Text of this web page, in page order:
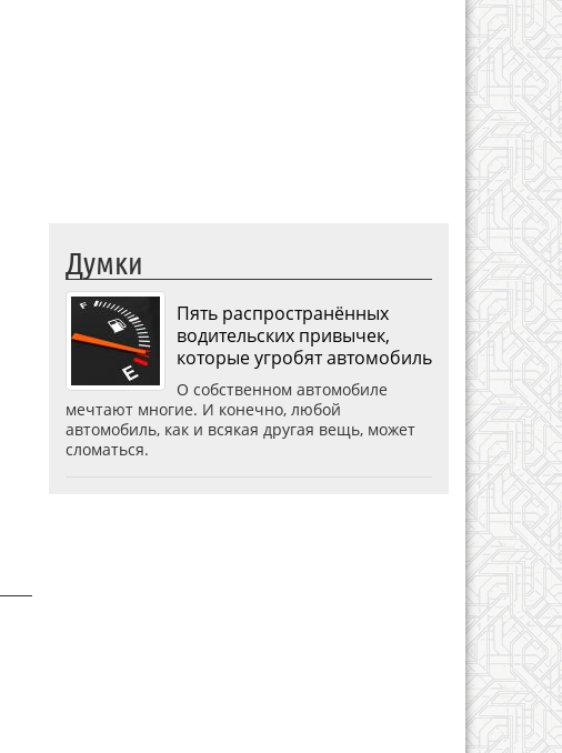
Думки
Пять распространённых
водительских привычек,
которые угробят автомобиль
О собственном автомобиле
мечтают многие. И конечно, любой
автомобиль, как и всякая другая вещь, может
сломаться.